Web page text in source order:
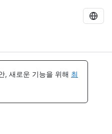
, 새로운 기능을 위해 최